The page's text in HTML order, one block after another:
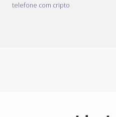
telefone com cripto